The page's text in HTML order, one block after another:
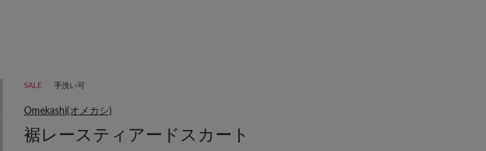
SALE 手洗い可
Omekashi(オメカシ)
裾レースティアードスカート